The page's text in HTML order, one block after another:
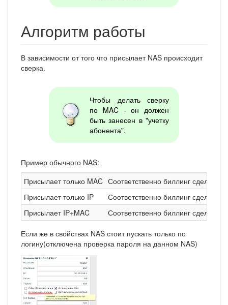
Алгоритм работы
В зависимости от того что присылает NAS происходит
сверка.
Чтобы делать сверку
по MAC - он должен
быть занесен в "учетку
абонента".
Пример обычного NAS:
Присылает только MAC Соответственно биллинг сделает
Присылает только IP
Соответственно биллинг сделает
Присылает IP+MAC
Соответственно биллинг сделает
Если же в свойствах NAS стоит пускать только по
логину(отключена проверка пароля на данном NAS)